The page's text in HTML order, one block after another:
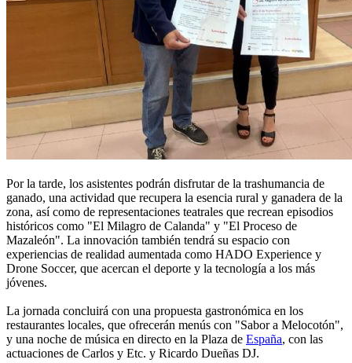
Por la tarde, los asistentes podrán disfrutar de la trashumancia de
ganado, una actividad que recupera la esencia rural y ganadera de la
zona, así como de representaciones teatrales que recrean episodios
históricos como "El Milagro de Calanda" y "El Proceso de
Mazaleón". La innovación también tendrá su espacio con
experiencias de realidad aumentada como HADO Experience y
Drone Soccer, que acercan el deporte y la tecnología a los más
jóvenes.
La jornada concluirá con una propuesta gastronómica en los
restaurantes locales, que ofrecerán menús con "Sabor a Melocotón",
y una noche de música en directo en la Plaza de España, con las
actuaciones de Carlos y Etc. y Ricardo Dueñas DJ.